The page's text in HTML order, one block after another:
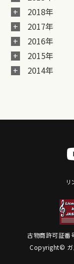
2018年
2017年
2016年
2015年
2014年
リ
古物商許可証
Copyright© ガ